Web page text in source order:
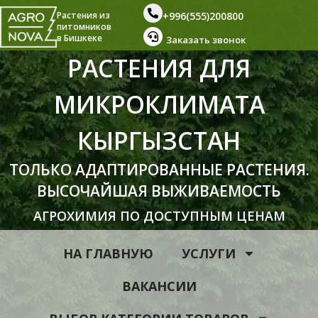
Растения из
питомников
в Бишкеке
+996(555)200800
Заказать звонок
РАСТЕНИЯ ДЛЯ
МИКРОКЛИМАТА
КЫРГЫЗСТАН
ТОЛЬКО АДАПТИРОВАННЫЕ РАСТЕНИЯ.
ВЫСОЧАЙШАЯ ВЫЖИВАЕМОСТЬ
АГРОХИМИЯ ПО ДОСТУПНЫМ ЦЕНАМ
НА ГЛАВНУЮ
УСЛУГИ
ВАКАНСИИ